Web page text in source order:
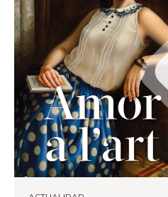
Entradas
Canal PRO